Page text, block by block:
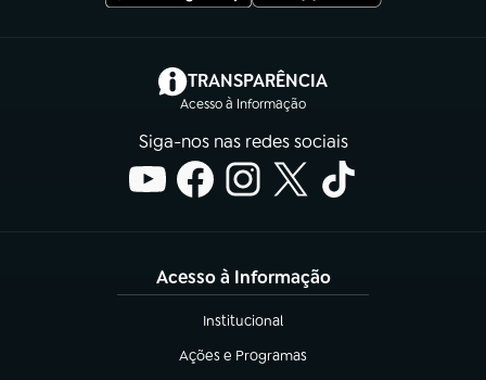
TRANSPARÊNCIA
Acesso à Informação
(abre em nova aba)
Siga-nos nas redes sociais
Acesso à Informação
Institucional
(abre em nova aba)
Ações e Programas
(abre em nova aba)